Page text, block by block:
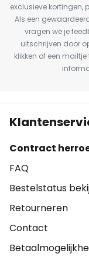
exclusieve kortingen,
Als een
vragen we je
uitschrijven door
klikken of een
Contract
FAQ
Bestelstatus
Retourneren
Contact